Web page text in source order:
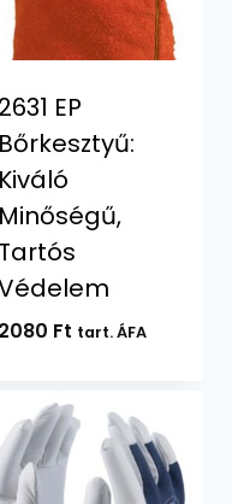
2631 EP
Bőrkesztyű:
Kiváló
Minőségű,
Tartós
2080 Ft tart. ÁFA